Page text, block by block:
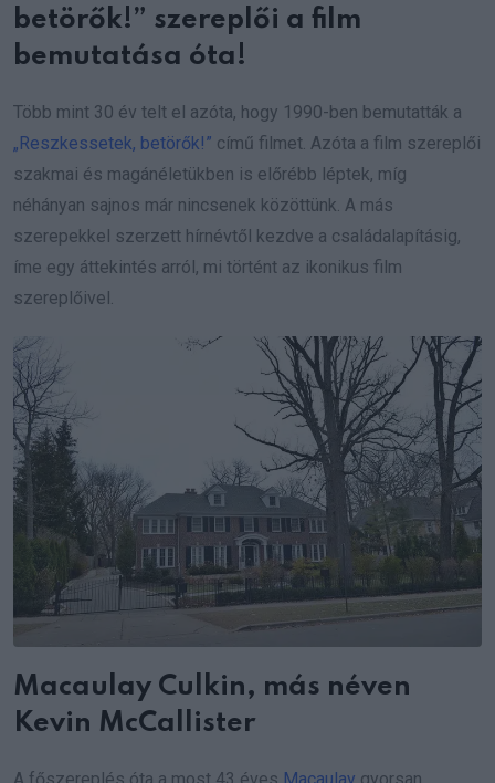
betörők!” szereplői a film
bemutatása óta!
Több mint 30 év telt el azóta, hogy 1990-ben bemutatták a
„Reszkessetek, betörők!” című filmet. Azóta a film szereplői
szakmai és magánéletükben is előrébb léptek, míg
néhányan sajnos már nincsenek közöttünk. A más
szerepekkel szerzett hírnévtől kezdve a családalapításig,
íme egy áttekintés arról, mi történt az ikonikus film
szereplőivel.
Macaulay Culkin, más néven
Kevin McCallister